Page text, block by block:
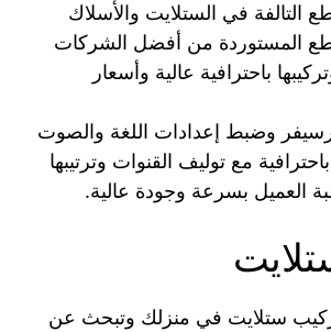
التالفة في الستلايت والأسلاك
المستوردة من أفضل الشركات
باحترافية عالية وأسعار
وضبط إعدادات اللغة والصوت
مع توليف القنوات وترتيبها
العميل بسرعة وجودة عالية.
ستلايت في منزلك وتبحث عن